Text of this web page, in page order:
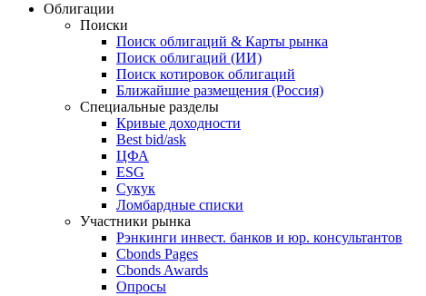
Облигации
Поиски
Поиск облигаций & Карты рынка
Поиск облигаций (ИИ)
Поиск котировок облигаций
Ближайшие размещения (Россия)
Специальные разделы
Кривые доходности
Best bid/ask
ЦФА
ESG
Сукук
Ломбардные списки
Участники рынка
Рэнкинги инвест. банков и юр. консультантов
Cbonds Pages
Cbonds Awards
Опросы